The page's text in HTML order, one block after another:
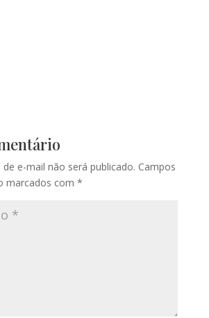
e-mail não será publicado. Campos
marcados com *